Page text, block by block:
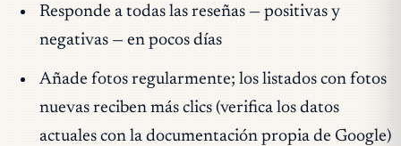
Responde a todas las reseñas — positivas y
negativas — en pocos días
Añade fotos regularmente; los listados con fotos
nuevas reciben más clics (verifica los datos
actuales con la documentación propia de Google)